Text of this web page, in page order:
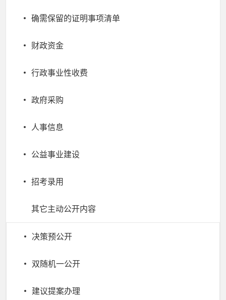
确需保留的证明事项清单
财政资金
行政事业性收费
政府采购
人事信息
公益事业建设
招考录用
其它主动公开内容
决策预公开
双随机一公开
建议提案办理